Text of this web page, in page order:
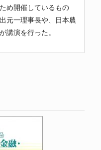
め開催しているもの
元一理事長や、日本農
講演を行った。